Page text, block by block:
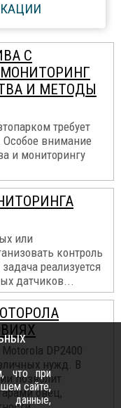
С
И МЕТОДЫ
требует
Особое внимание
и мониторингу
или
контроль
реализуется
датчиков...
DP2400
нужд. В
позволит
овец,
что при
сайте,
данные,